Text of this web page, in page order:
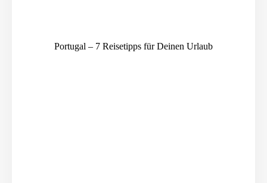
Portugal – 7 Reisetipps für Deinen Urlaub